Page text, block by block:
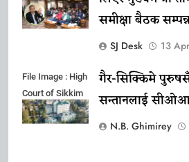
समीक्षा बैठक
SJ Desk 13
File Image : High
Court of Sikkim
गैर-सिक्किमे
सन्तानलाई
N.B. Ghimirey